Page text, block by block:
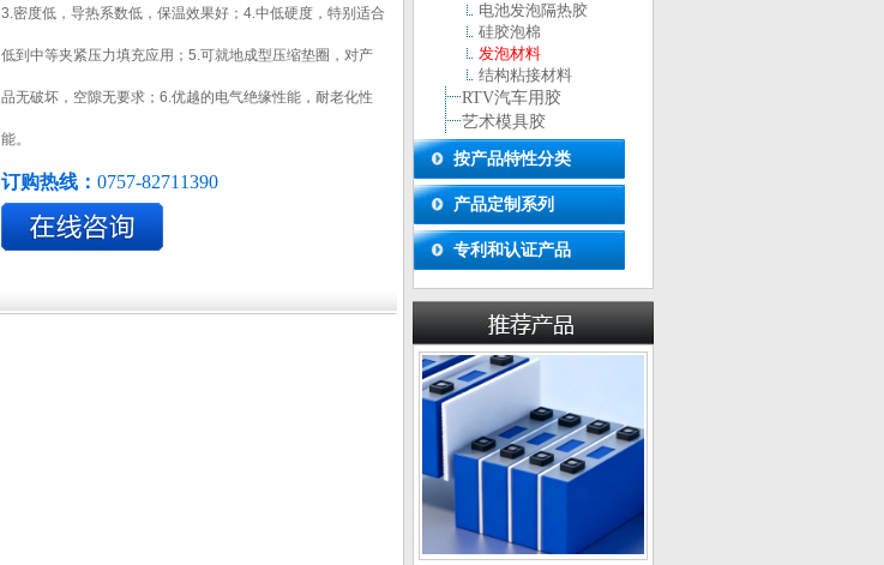
3.密度低，导热系数低，保温效果好；4.中低硬度，特别适合
低到中等夹紧压力填充应用；5.可就地成型压缩垫圈，对产
品无破坏，空隙无要求；6.优越的电气绝缘性能，耐老化性
能。
订购热线： 0757-82711390
电池发泡隔热胶
硅胶泡棉
发泡材料
结构粘接材料
RTV汽车用胶
艺术模具胶
按产品特性分类
产品定制系列
专利和认证产品